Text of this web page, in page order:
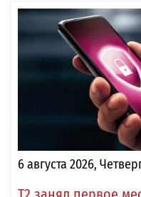
6 августа 2026,